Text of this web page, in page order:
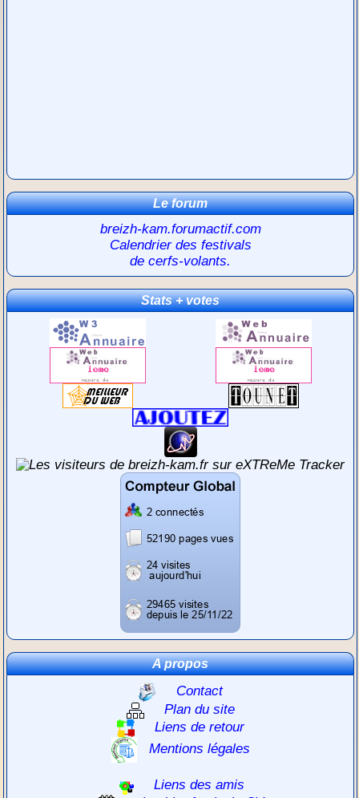
Le forum
breizh-kam.forumactif.com
Calendrier des festivals
de cerfs-volants.
Stats + votes
A propos
Contact
Plan du site
Liens de retour
Mentions légales
Liens des amis